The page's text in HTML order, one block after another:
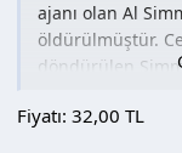
ajanı olan Al
öldürülmüştür.
döndürülen
ararken, onu
Fiyatı: 32,00 TL